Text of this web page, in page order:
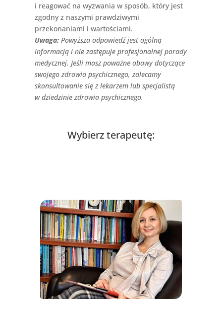
i reagować na wyzwania w sposób, który jest
zgodny z naszymi prawdziwymi
przekonaniami i wartościami.
Uwaga:Powyższa odpowiedź jest ogólną
informacją i nie zastępuje profesjonalnej porady
medycznej. Jeśli masz poważne obawy dotyczące
swojego zdrowia psychicznego, zalecamy
skonsultowanie się z lekarzem lub specjalistą
w dziedzinie zdrowia psychicznego.
Wybierz terapeutę: